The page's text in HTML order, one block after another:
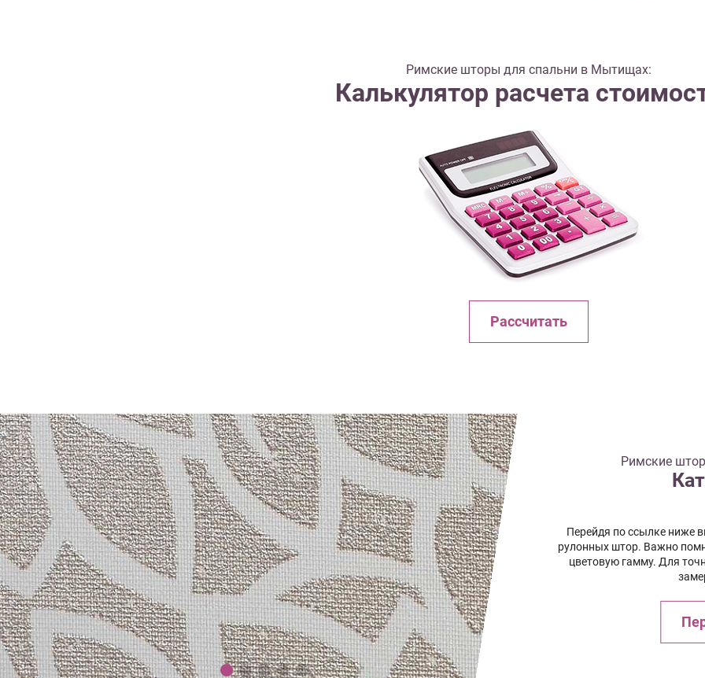
Римские шторы для спальни в Мытищах:
Калькулятор расчета
Рассчитать
Римские
Перейдя по ссылке ниже
рулонных штор. Важно
цветовую гамму. Для